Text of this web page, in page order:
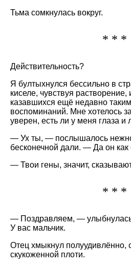
Тьма сомкнулась вокруг.
* * *
Действительность?
Я бултыхнулся бессильно в
киселе, чувствуя растворение,
казавшихся ещё недавно
воспоминаний. Мне хотелось
уверен, есть ли у меня глаза и
— Ух ты, — послышалось нежно
бесконечной дали. — Да он как
— Твои гены, значит,
* * *
— Поздравляем, —
У вас мальчик.
Отец хмыкнул полуудивлённо,
скукоженной плоти.